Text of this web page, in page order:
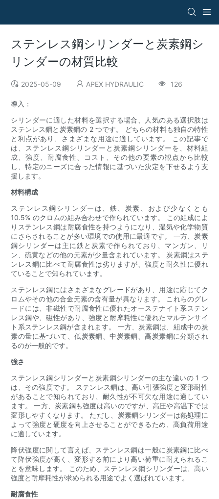
ステンレス鋼シリンダーと炭素鋼シ
リンダーの材質比較
2025-05-09 APEX HYDRAULIC 126
導入：
シリンダーに適した材料を選択する場合、人気のある選択肢は
ステンレス鋼と炭素鋼の 2 つです。 どちらの材料も独自の特性
と利点があり、さまざまな用途に適しています。 この記事で
は、ステンレス鋼シリンダーと炭素鋼シリンダーを、材料組
成、強度、耐腐食性、コスト、その他の要素の観点から比較
し、特定のニーズに合った情報に基づいた決定を下せるよう支
援します。
材料構成
ステンレス鋼シリンダーは、鉄、炭素、および少なくとも
10.5% のクロムの組み合わせで作られています。 この組成によ
りステンレス鋼は耐腐食性を持つようになり、湿気や化学物質
にさらされることが多い環境での使用に最適です。 一方、炭素
鋼シリンダーは主に鉄と炭素で作られており、マンガン、リ
ン、硫黄などの他の元素が少量含まれています。 炭素鋼はステ
ンレス鋼に比べて耐腐食性は劣りますが、強度と耐久性に優れ
ていることで知られています。
ステンレス鋼にはさまざまなグレードがあり、用途に応じてク
ロムやその他の合金元素の含有量が異なります。 これらのグレ
ードには、非磁性で耐腐食性に優れたオーステナイト系ステン
レス鋼や、磁性があり、強度と耐摩耗性に優れたマルテンサイ
ト系ステンレス鋼が含まれます。 一方、炭素鋼は、組成中の炭
素の量に基づいて、低炭素鋼、中炭素鋼、高炭素鋼に分類され
るのが一般的です。
強さ
ステンレス鋼シリンダーと炭素鋼シリンダーの主な違いの 1 つ
は、その強度です。 ステンレス鋼は、高い引張強度と変形耐性
があることで知られており、耐久性が不可欠な用途に適してい
ます。 一方、炭素鋼も強度は高いのですが、高圧や高温下では
変形しやすくなります。 ただし、炭素鋼シリンダーは熱処理に
よって強度と硬度を向上させることができるため、高負荷用途
に適しています。
降伏強度に関して言えば、ステンレス鋼は一般に炭素鋼に比べ
て降伏強度が高く、変形する前により高い荷重に耐えられるこ
とを意味します。 このため、ステンレス鋼シリンダーは、高い
強度と耐摩耗性が求められる用途でよく選ばれています。
耐腐食性